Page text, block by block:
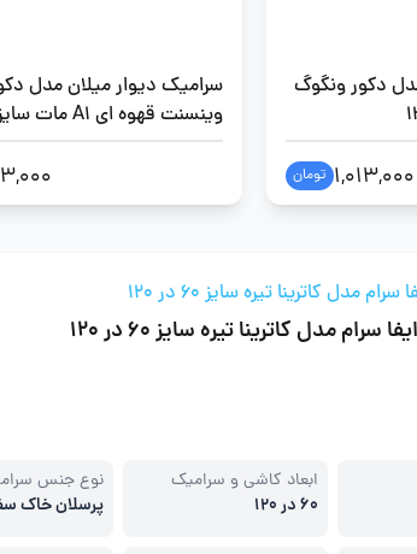
دکور ونگوگ
1,013,000 تومان
سرامیک دیوار میلان مدل
120
مدل کاترینا تیره سایز 60 در 120
مدل کاترینا تیره سایز 60 در 120
ابعاد کاشی و سرامیک
60 در 120
نوع جنس
پرسلان خاک